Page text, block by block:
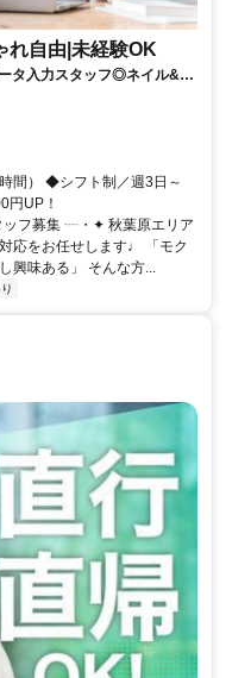
れ自由|未経験OK
タ入力スタッフ◎ネイル&服
間） ◆シフト制／週3日～
円UP！
フ募集 ┈・✦ 秋葉原エリア
応をお任せします♩ 「モク
興味ある」 そんな方...